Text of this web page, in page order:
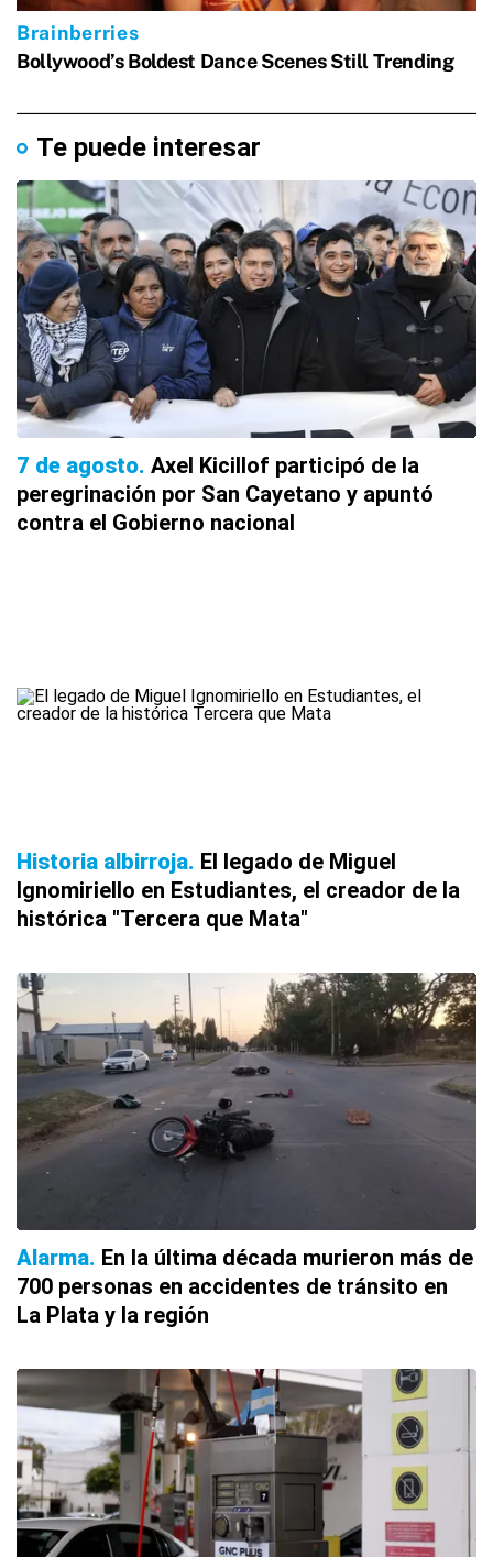
Te puede interesar
7 de agosto Axel Kicillof participó de la
peregrinación por San Cayetano y apuntó
contra el Gobierno nacional
Historia albirroja El legado de Miguel
Ignomiriello en Estudiantes, el creador de la
histórica "Tercera que Mata"
Alarma En la última década murieron más de
700 personas en accidentes de tránsito en
La Plata y la región